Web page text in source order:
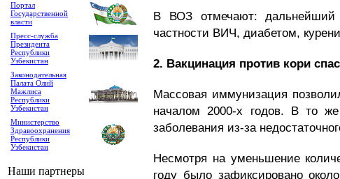
Портал
Государственной
власти
Пресс-служба
Президента
Республики
Узбекистан
Законодательная
Палата Олий
Мажлиса
Республики
Узбекистан
Министерство
Здравоохранения
Республики
Узбекистан
Наши партнеры
В ВОЗ отмечают:
частности ВИЧ, диабетом,
2. Вакцинация против кори
Массовая иммунизация
началом 2000-х годов. В то
заболевания из-за
Несмотря на уменьшение
году было зафиксировано около